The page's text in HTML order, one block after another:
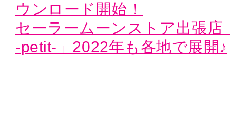
ウンロード開始！
セーラームーンストア出張
-petit-」2022年も各地で展開♪